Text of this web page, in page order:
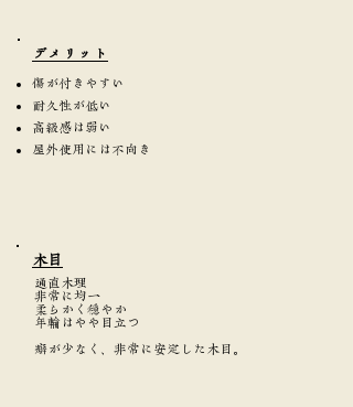
​デメリット
傷が付きやすい
耐久性が低い
高級感は弱い
屋外使用には不向き
​木目
通直木理
非常に均一
柔らかく穏やか
年輪はやや目立つ
癖が少なく、非常に安定した木目。